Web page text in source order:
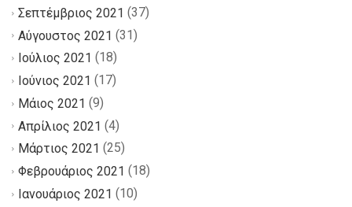
Σεπτέμβριος 2021 (37)
Αύγουστος 2021 (31)
Ιούλιος 2021 (18)
Ιούνιος 2021 (17)
Μάιος 2021 (9)
Απρίλιος 2021 (4)
Μάρτιος 2021 (25)
Φεβρουάριος 2021 (18)
Ιανουάριος 2021 (10)